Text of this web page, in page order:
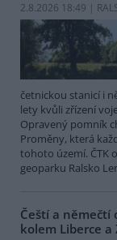
2.8.2026 18:49 |
četnickou stanicí i
lety kvůli zřízení
Opravený pomník
Proměny, která
tohoto území. ČTK
geoparku Ralsko
Čeští a němečtí
kolem Liberce a